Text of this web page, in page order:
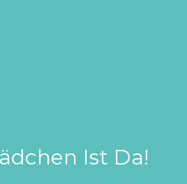
Ist Da!